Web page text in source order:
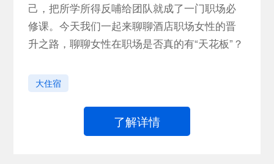
己，把所学所得反哺给团队就成了一门职场必
修课。今天我们一起来聊聊酒店职场女性的晋
升之路，聊聊女性在职场是否真的有“天花板”？
大住宿
了解详情